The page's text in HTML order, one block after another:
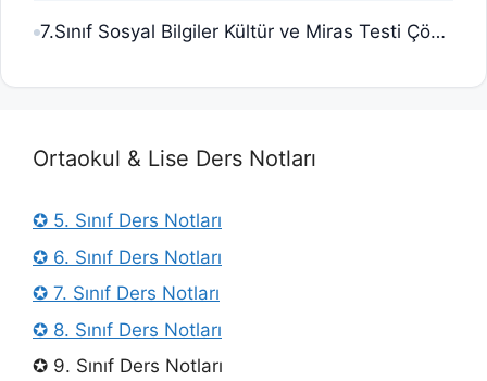
7.Sınıf Sosyal Bilgiler Kültür ve Miras Testi Çöz Pdf
Ortaokul & Lise Ders Notları
✪ 5. Sınıf Ders Notları
✪ 6. Sınıf Ders Notları
✪ 7. Sınıf Ders Notları
✪ 8. Sınıf Ders Notları
✪ 9. Sınıf Ders Notları